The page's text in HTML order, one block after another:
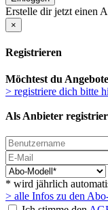
Erstelle dir jetzt einen
×
Registrieren
Möchtest du
> registriere dich bitte
Als Anbieter
* wird jährlich
> alle Infos zu den